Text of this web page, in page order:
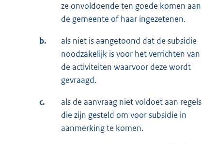
ze onvoldoende ten goede komen aan
de gemeente of haar ingezetenen.
b.
als niet is aangetoond dat de subsidie
noodzakelijk is voor het verrichten van
de activiteiten waarvoor deze wordt
gevraagd.
c.
als de aanvraag niet voldoet aan regels
die zijn gesteld om voor subsidie in
aanmerking te komen.